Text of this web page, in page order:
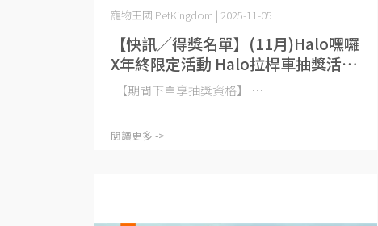
【快訊／得獎名單】(11月)Halo嘿囉
X年終限定活動 Halo拉桿車抽獎活動
說明
寵物王國 PetKingdom | 2025-11-05
【期間下單享抽獎資格】 ⋯
閱讀更多 ->